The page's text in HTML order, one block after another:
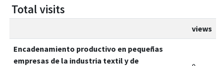
Total visits
views
Encadenamiento productivo en pequeñas
empresas de la industria textil y de